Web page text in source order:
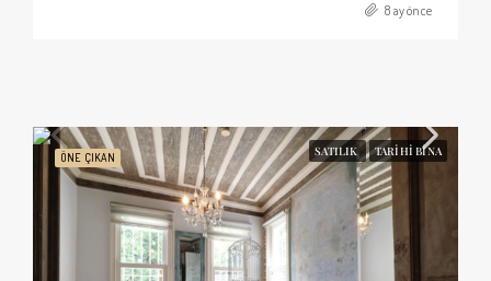
8 ay önce
ÖNE ÇIKAN SATILIK TARIHI BINA